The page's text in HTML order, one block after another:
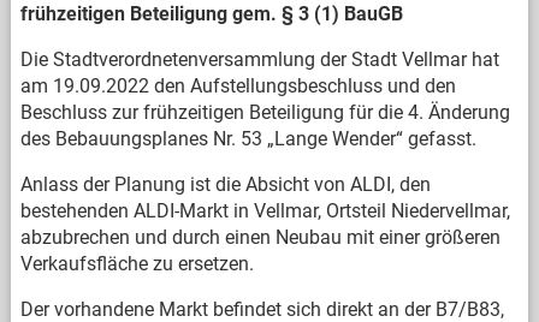
frühzeitigen Beteiligung gem. § 3 (1) BauGB
Die Stadtverordnetenversammlung der Stadt Vellmar hat
am 19.09.2022 den Aufstellungsbeschluss und den
Beschluss zur frühzeitigen Beteiligung für die 4. Änderung
des Bebauungsplanes Nr. 53 „Lange Wender“ gefasst.
Anlass der Planung ist die Absicht von ALDI, den
bestehenden ALDI-Markt in Vellmar, Ortsteil Niedervellmar,
abzubrechen und durch einen Neubau mit einer größeren
Verkaufsfläche zu ersetzen.
Der vorhandene Markt befindet sich direkt an der B7/B83,